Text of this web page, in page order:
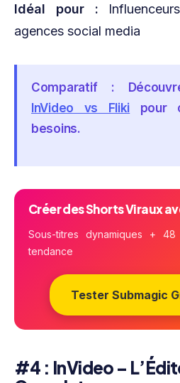
Idéal pour :
agences social media
Comparatif :
InVideo vs Fliki pour
besoins.
Créer des Shorts Viraux
Sous-titres dynamiques +
tendance
Tester Submagic
#4 : InVideo –